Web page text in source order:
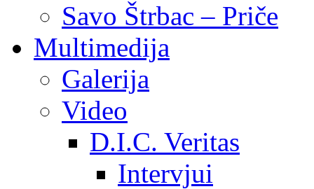
Savo Štrbac – Priče
Multimedija
Galerija
Video
D.I.C. Veritas
Intervjui